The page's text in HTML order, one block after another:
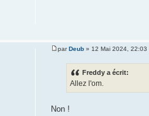
parDeub» 12 Mai 2024, 22:03
Freddy a écrit:
Allez l'om.
Non !